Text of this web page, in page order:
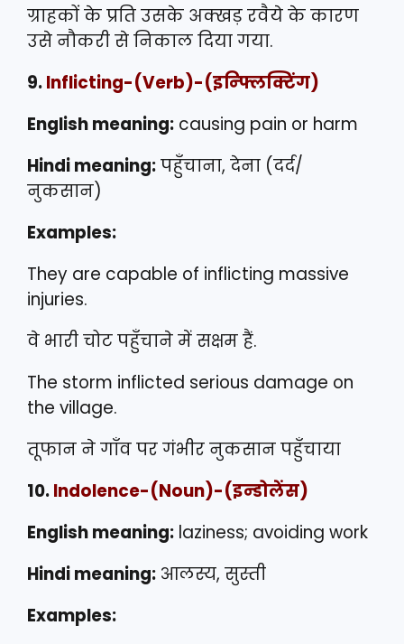
ग्राहकों के प्रति उसके अक्खड़ रवैये के कारण
उसे नौकरी से निकाल दिया गया.
9.Inflicting-(Verb)-(इन्फ्लिक्टिंग)
English meaning: causing pain or harm
Hindi meaning:पहुँचाना, देना (दर्द/
नुकसान)
Examples:
They are capable of inflicting massive
injuries.
वे भारी चोट पहुँचाने में सक्षम हैं.
The storm inflicted serious damage on
the village.
तूफान ने गाँव पर गंभीर नुकसान पहुँचाया
10.Indolence-(Noun)-(इन्डोलेंस)
English meaning: laziness; avoiding work
Hindi meaning: आलस्य, सुस्ती
Examples: